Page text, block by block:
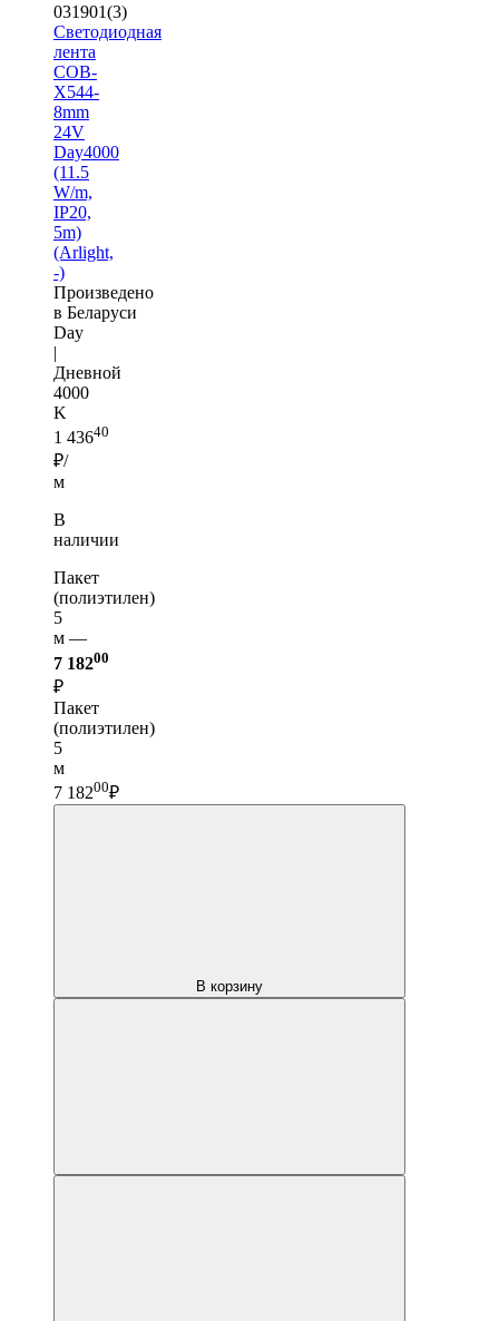
031901(3)
Светодиодная
лента
COB-
X544-
8mm
24V
Day4000
(11.5
W/m,
IP20,
5m)
(Arlight,
-)
Произведено
в Беларуси
Day
|
Дневной
4000
K
1 43640
₽/
м
В
наличии
Пакет
(полиэтилен)
5
м —
7 18200
₽
Пакет
(полиэтилен)
5
м
7 18200₽
В корзину